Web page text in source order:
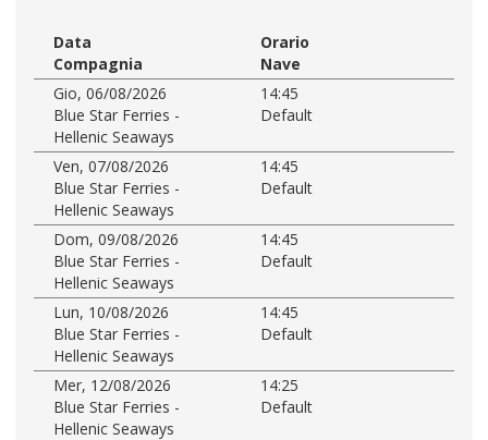
Data
Orario
Compagnia
Nave
Gio, 06/08/2026
14:45
Blue Star Ferries -
Hellenic Seaways
Default
Ven, 07/08/2026
14:45
Blue Star Ferries -
Hellenic Seaways
Default
Dom, 09/08/2026
14:45
Blue Star Ferries -
Hellenic Seaways
Default
Lun, 10/08/2026
14:45
Blue Star Ferries -
Hellenic Seaways
Default
Mer, 12/08/2026
14:25
Blue Star Ferries -
Hellenic Seaways
Default